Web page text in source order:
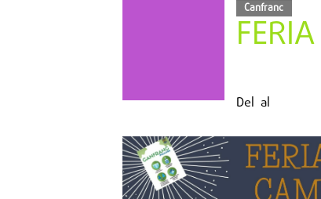
Canfranc
Del al